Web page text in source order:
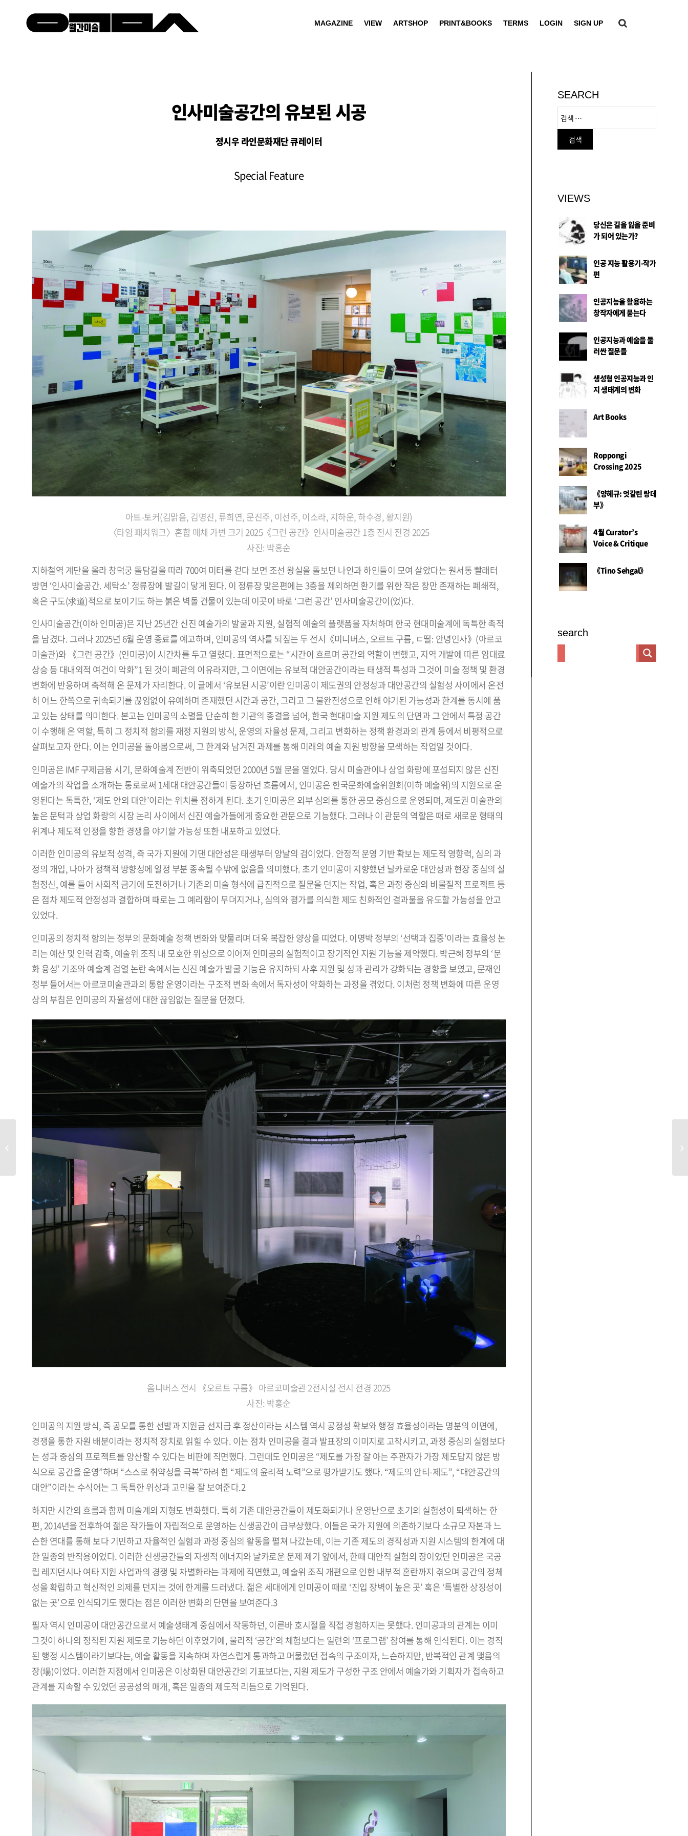
MAGAZINE VIEW ARTSHOP PRINT&BOOKS TERMS LOGIN SIGN UP
인사미술공간의 유보된 시공
정시우 라인문화재단 큐레이터
Special Feature
아트-토커(김맑음, 김명진, 류희연, 문진주, 이선주, 이소라, 지하운, 하수경, 황지원)
〈타임 패치워크〉혼합 매체 가변 크기 2025《그런 공간》인사미술공간 1층 전시 전경 2025
사진: 박홍순
지하철역 계단을 올라 창덕궁 돌담길을 따라 700여 미터를 걷다 보면 조선 왕실을 돌보던 나인과 하인들이 모여 살았다는 원서동 빨래터
방면 ‘인사미술공간. 세탁소’ 정류장에 발길이 닿게 된다. 이 정류장 맞은편에는 3층을 제외하면 환기를 위한 작은 창만 존재하는 폐쇄적,
혹은 구도(求道)적으로 보이기도 하는 붉은 벽돌 건물이 있는데 이곳이 바로 ‘그런 공간’ 인사미술공간이(었)다.
인사미술공간(이하 인미공)은 지난 25년간 신진 예술가의 발굴과 지원, 실험적 예술의 플랫폼을 자처하며 한국 현대미술계에 독특한 족적
을 남겼다. 그러나 2025년 6월 운영 종료를 예고하며, 인미공의 역사를 되짚는 두 전시《미니버스, 오르트 구름, ㄷ떨: 안녕인사》(아르코
미술관)와 《그런 공간》(인미공)이 시간차를 두고 열렸다. 표면적으로는 “시간이 흐르며 공간의 역할이 변했고, 지역 개발에 따른 임대료
상승 등 대내외적 여건이 악화”1 된 것이 폐관의 이유라지만, 그 이면에는 유보적 대안공간이라는 태생적 특성과 그것이 미술 정책 및 환경
변화에 반응하며 축적해 온 문제가 자리한다. 이 글에서 ‘유보된 시공’이란 인미공이 제도권의 안정성과 대안공간의 실험성 사이에서 온전
히 어느 한쪽으로 귀속되기를 끊임없이 유예하며 존재했던 시간과 공간, 그리고 그 불완전성으로 인해 야기된 가능성과 한계를 동시에 품
고 있는 상태를 의미한다. 본고는 인미공의 소멸을 단순히 한 기관의 종결을 넘어, 한국 현대미술 지원 제도의 단면과 그 안에서 특정 공간
이 수행해 온 역할, 특히 그 정치적 함의를 재정 지원의 방식, 운영의 자율성 문제, 그리고 변화하는 정책 환경과의 관계 등에서 비평적으로
살펴보고자 한다. 이는 인미공을 돌아봄으로써, 그 한계와 남겨진 과제를 통해 미래의 예술 지원 방향을 모색하는 작업일 것이다.
인미공은 IMF 구제금융 시기, 문화예술계 전반이 위축되었던 2000년 5월 문을 열었다. 당시 미술관이나 상업 화랑에 포섭되지 않은 신진
예술가의 작업을 소개하는 통로로써 1세대 대안공간들이 등장하던 흐름에서, 인미공은 한국문화예술위원회(이하 예술위)의 지원으로 운
영된다는 독특한, ‘제도 안의 대안’이라는 위치를 점하게 된다. 초기 인미공은 외부 심의를 통한 공모 중심으로 운영되며, 제도권 미술관의
높은 문턱과 상업 화랑의 시장 논리 사이에서 신진 예술가들에게 중요한 관문으로 기능했다. 그러나 이 관문의 역할은 때로 새로운 형태의
위계나 제도적 인정을 향한 경쟁을 야기할 가능성 또한 내포하고 있었다.
이러한 인미공의 유보적 성격, 즉 국가 지원에 기댄 대안성은 태생부터 양날의 검이었다. 안정적 운영 기반 확보는 제도적 영향력, 심의 과
정의 개입, 나아가 정책적 방향성에 일정 부분 종속될 수밖에 없음을 의미했다. 초기 인미공이 지향했던 날카로운 대안성과 현장 중심의 실
험정신, 예를 들어 사회적 금기에 도전하거나 기존의 미술 형식에 급진적으로 질문을 던지는 작업, 혹은 과정 중심의 비물질적 프로젝트 등
은 점차 제도적 안정성과 결합하며 때로는 그 예리함이 무뎌지거나, 심의와 평가를 의식한 제도 친화적인 결과물을 유도할 가능성을 안고
있었다.
인미공의 정치적 함의는 정부의 문화예술 정책 변화와 맞물리며 더욱 복잡한 양상을 띠었다. 이명박 정부의 ‘선택과 집중’이라는 효율성 논
리는 예산 및 인력 감축, 예술위 조직 내 모호한 위상으로 이어져 인미공의 실험적이고 장기적인 지원 기능을 제약했다. 박근혜 정부의 ‘문
화 융성’ 기조와 예술계 검열 논란 속에서는 신진 예술가 발굴 기능은 유지하되 사후 지원 및 성과 관리가 강화되는 경향을 보였고, 문재인
정부 들어서는 아르코미술관과의 통합 운영이라는 구조적 변화 속에서 독자성이 약화하는 과정을 겪었다. 이처럼 정책 변화에 따른 운영
상의 부침은 인미공의 자율성에 대한 끊임없는 질문을 던졌다.
옴니버스 전시 《오르트 구름》 아르코미술관 2전시실 전시 전경 2025
사진: 박홍순
인미공의 지원 방식, 즉 공모를 통한 선발과 지원금 선지급 후 정산이라는 시스템 역시 공정성 확보와 행정 효율성이라는 명분의 이면에,
경쟁을 통한 자원 배분이라는 정치적 장치로 읽힐 수 있다. 이는 점차 인미공을 결과 발표장의 이미지로 고착시키고, 과정 중심의 실험보다
는 성과 중심의 프로젝트를 양산할 수 있다는 비판에 직면했다. 그런데도 인미공은 “제도를 가장 잘 아는 주관자가 가장 제도답지 않은 방
식으로 공간을 운영”하며 “스스로 취약성을 극복”하려 한 “제도의 윤리적 노력”으로 평가받기도 했다. “제도의 안티-제도”, “대안공간의
대안”이라는 수식어는 그 독특한 위상과 고민을 잘 보여준다.2
하지만 시간의 흐름과 함께 미술계의 지형도 변화했다. 특히 기존 대안공간들이 제도화되거나 운영난으로 초기의 실험성이 퇴색하는 한
편, 2014년을 전후하여 젊은 작가들이 자립적으로 운영하는 신생공간이 급부상했다. 이들은 국가 지원에 의존하기보다 소규모 자본과 느
슨한 연대를 통해 보다 기민하고 자율적인 실험과 과정 중심의 활동을 펼쳐 나갔는데, 이는 기존 제도의 경직성과 지원 시스템의 한계에 대
한 일종의 반작용이었다. 이러한 신생공간들의 자생적 에너지와 날카로운 문제 제기 앞에서, 한때 대안적 실험의 장이었던 인미공은 국공
립 레지던시나 여타 지원 사업과의 경쟁 및 차별화라는 과제에 직면했고, 예술위 조직 개편으로 인한 내부적 혼란까지 겪으며 공간의 정체
성을 확립하고 혁신적인 의제를 던지는 것에 한계를 드러냈다. 젊은 세대에게 인미공이 때로 ‘진입 장벽이 높은 곳’ 혹은 ‘특별한 상징성이
없는 곳’으로 인식되기도 했다는 점은 이러한 변화의 단면을 보여준다.3
필자 역시 인미공이 대안공간으로서 예술생태계 중심에서 작동하던, 이른바 호시절을 직접 경험하지는 못했다. 인미공과의 관계는 이미
그것이 하나의 정착된 지원 제도로 기능하던 이후였기에, 물리적 ‘공간’의 체험보다는 일련의 ‘프로그램’ 참여를 통해 인식된다. 이는 경직
된 행정 시스템이라기보다는, 예술 활동을 지속하며 자연스럽게 통과하고 머물렀던 접속의 구조이자, 느슨하지만, 반복적인 관계 맺음의
장(場)이었다. 이러한 지점에서 인미공은 이상화된 대안공간의 기표보다는, 지원 제도가 구성한 구조 안에서 예술가와 기획자가 접속하고
관계를 지속할 수 있었던 공공성의 매개, 혹은 일종의 제도적 리듬으로 기억된다.
SEARCH
VIEWS
당신은 길을 잃을 준비
가 되어 있는가?
인공 지능 활용기-작가
편
인공지능을 활용하는
창작자에게 묻는다
인공지능과 예술을 둘
러싼 질문들
생성형 인공지능과 인
지 생태계의 변화
Art Books
Roppongi
Crossing 2025
《양혜규: 엇갈린 랑데
부》
4월 Curator’s
Voice & Critique
《Tino Sehgal》
search